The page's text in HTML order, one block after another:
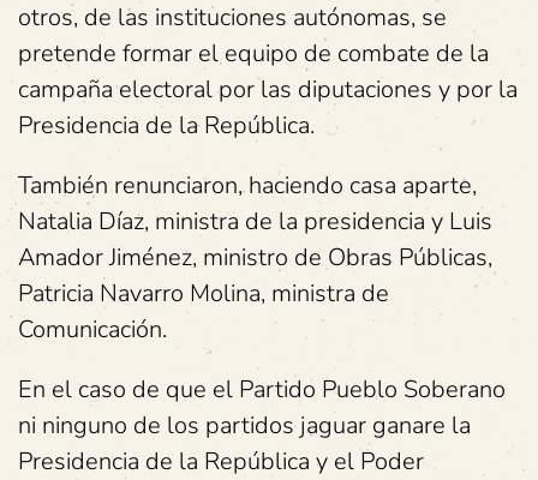
otros, de las instituciones autónomas, se
pretende formar el equipo de combate de la
campaña electoral por las diputaciones y por la
Presidencia de la República.
También renunciaron, haciendo casa aparte,
Natalia Díaz, ministra de la presidencia y Luis
Amador Jiménez, ministro de Obras Públicas,
Patricia Navarro Molina, ministra de
Comunicación.
En el caso de que el Partido Pueblo Soberano
ni ninguno de los partidos jaguar ganare la
Presidencia de la República y el Poder